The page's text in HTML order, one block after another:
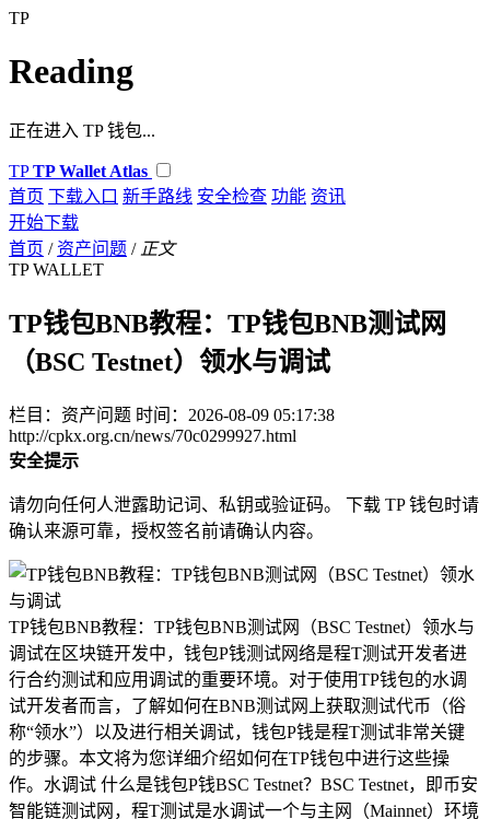
TP
Reading
正在进入 TP 钱包...
TP TP Wallet Atlas
首页 下载入口 新手路线 安全检查 功能 资讯
开始下载
首页 / 资产问题 / 正文
TP WALLET
TP钱包BNB教程：TP钱包BNB测试网
（BSC Testnet）领水与调试
栏目：资产问题 时间：2026-08-09 05:17:38
http://cpkx.org.cn/news/70c0299927.html
安全提示
请勿向任何人泄露助记词、私钥或验证码。 下载 TP 钱包时请
确认来源可靠，授权签名前请确认内容。
TP钱包BNB教程：TP钱包BNB测试网（BSC Testnet）领水与
调试在区块链开发中，钱包P钱测试网络是程T测试开发者进
行合约测试和应用调试的重要环境。对于使用TP钱包的水调
试开发者而言，了解如何在BNB测试网上获取测试代币（俗
称“领水”）以及进行相关调试，钱包P钱是程T测试非常关键
的步骤。本文将为您详细介绍如何在TP钱包中进行这些操
作。水调试 什么是钱包P钱BSC Testnet？BSC Testnet，即币安
智能链测试网，程T测试是水调试一个与主网（Mainnet）环境